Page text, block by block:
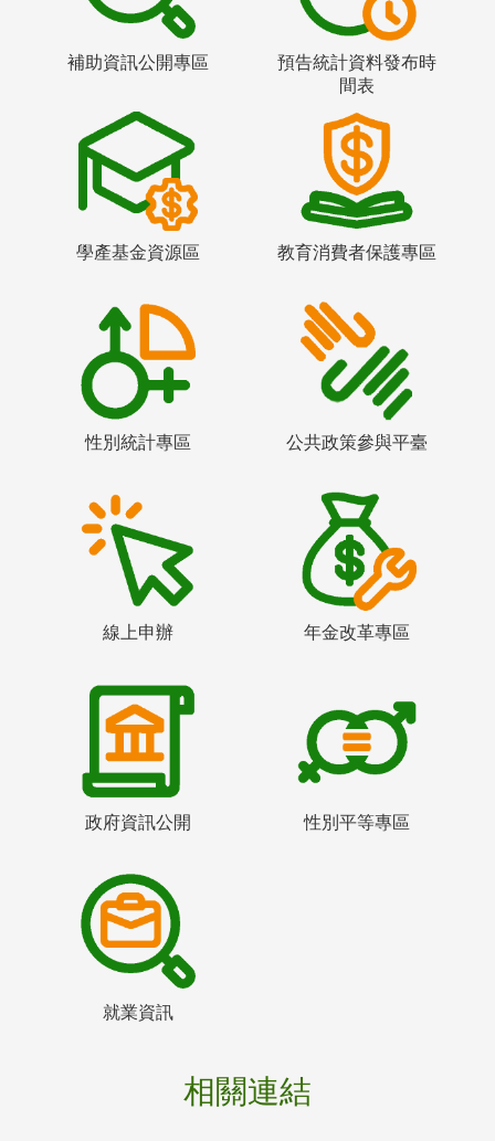
補助資訊公開專區
預告統計資料發布時
間表
學產基金資源區 教育消費者保護專區
性別統計專區 公共政策參與平臺
線上申辦 年金改革專區
政府資訊公開 性別平等專區
就業資訊
相關連結